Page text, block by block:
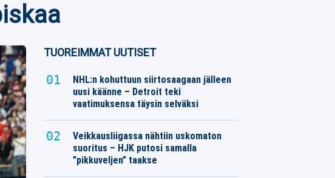
TUOREIMMAT UUTISET
NHL:n kohuttuun siirtosaagaan jälleen
uusi käänne – Detroit teki
vaatimuksensa täysin selväksi
Veikkausliigassa nähtiin uskomaton
suoritus – HJK putosi samalla
”pikkuveljen” taakse